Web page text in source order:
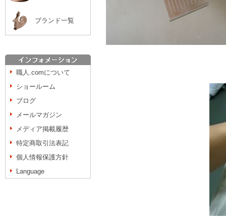
ブランド一覧
職人.comについて
ショールーム
ブログ
メールマガジン
メディア掲載履歴
特定商取引法表記
個人情報保護方針
Language